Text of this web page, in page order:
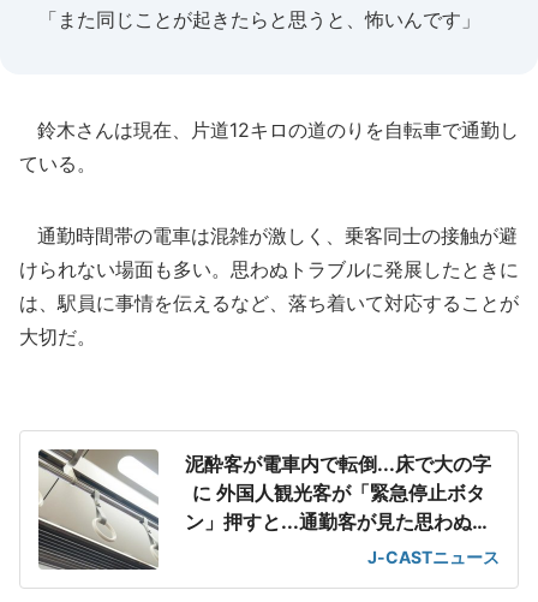
「また同じことが起きたらと思うと、怖いんです」
鈴木さんは現在、片道12キロの道のりを自転車で通勤し
ている。
通勤時間帯の電車は混雑が激しく、乗客同士の接触が避
けられない場面も多い。思わぬトラブルに発展したときに
は、駅員に事情を伝えるなど、落ち着いて対応することが
大切だ。
泥酔客が電車内で転倒...床で大の字
に 外国人観光客が「緊急停止ボタ
ン」押すと...通勤客が見た思わぬ結
J-CASTニュース